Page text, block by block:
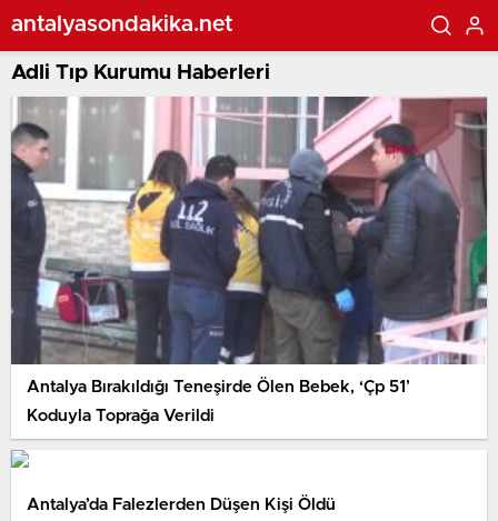
antalyasondakika.net
Adli Tıp Kurumu Haberleri
Antalya Bırakıldığı Teneşirde Ölen Bebek, ‘Çp 51’
Koduyla Toprağa Verildi
Antalya’da Falezlerden Düşen Kişi Öldü